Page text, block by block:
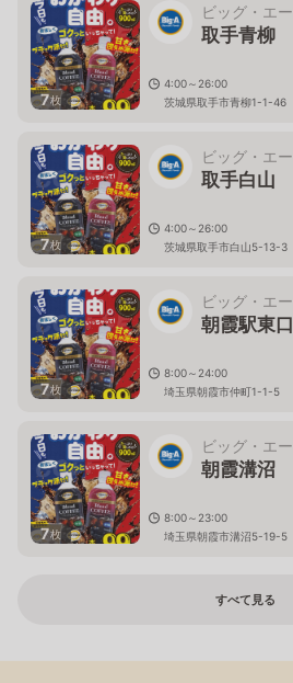
7枚
ビッグ・エー
取手青柳
4:00～26:00
茨城県取手市青柳1-1-46
7枚
ビッグ・エー
取手白山
4:00～26:00
茨城県取手市白山5-13-3
7枚
ビッグ・エー
朝霞駅東口
8:00～24:00
埼玉県朝霞市仲町1-1-5
7枚
ビッグ・エー
朝霞溝沼
8:00～23:00
埼玉県朝霞市溝沼5-19-5
すべて見る